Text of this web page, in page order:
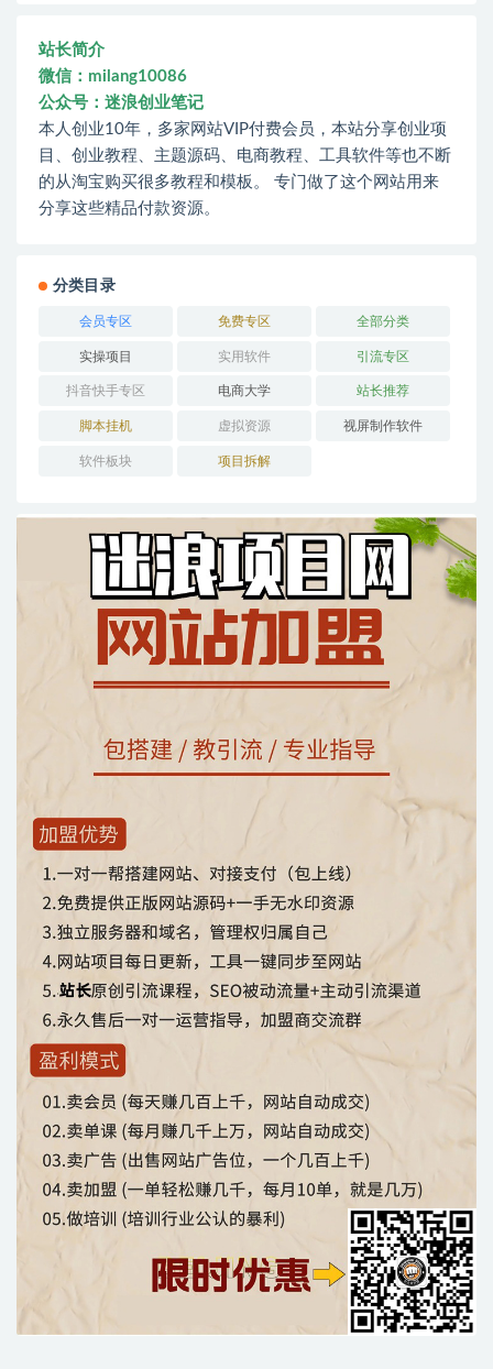
站长简介
微信：milang10086
公众号：迷浪创业笔记
本人创业10年，多家网站VIP付费会员，本站分享创业项
目、创业教程、主题源码、电商教程、工具软件等也不断
的从淘宝购买很多教程和模板。 专门做了这个网站用来
分享这些精品付款资源。
分类目录
会员专区 免费专区 全部分类
实操项目 实用软件 引流专区
抖音快手专区 电商大学 站长推荐
脚本挂机 虚拟资源 视屏制作软件
软件板块 项目拆解